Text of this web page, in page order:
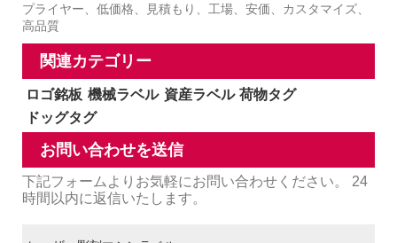
プライヤー、低価格、見積もり、工場、安価、カスタマイズ、
高品質
関連カテゴリー
ロゴ銘板 機械ラベル 資産ラベル 荷物タグ
ドッグタグ
お問い合わせを送信
下記フォームよりお気軽にお問い合わせください。 24
時間以内に返信いたします。